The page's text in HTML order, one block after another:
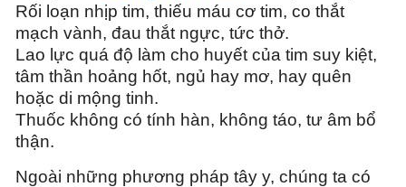
Rối loạn nhịp tim, thiếu máu cơ tim, co thắt
mạch vành, đau thắt ngực, tức thở.
Lao lực quá độ làm cho huyết của tim suy kiệt,
tâm thần hoảng hốt, ngủ hay mơ, hay quên
hoặc di mộng tinh.
Thuốc không có tính hàn, không táo, tư âm bổ
thận.
Ngoài những phương pháp tây y, chúng ta có